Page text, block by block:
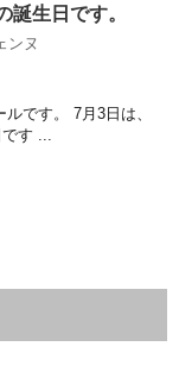
誕生日です。
ンヌ
です。 7月3日は、
す ...